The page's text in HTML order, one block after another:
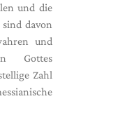
und die
davon
und
Gottes
Zahl